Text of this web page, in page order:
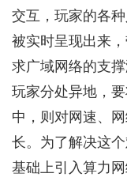
交互，玩家的各
被实时呈现出来
求广域网络的支
玩家分处异地，
中，则对网速、
长。为了解决这
基础上引入算力